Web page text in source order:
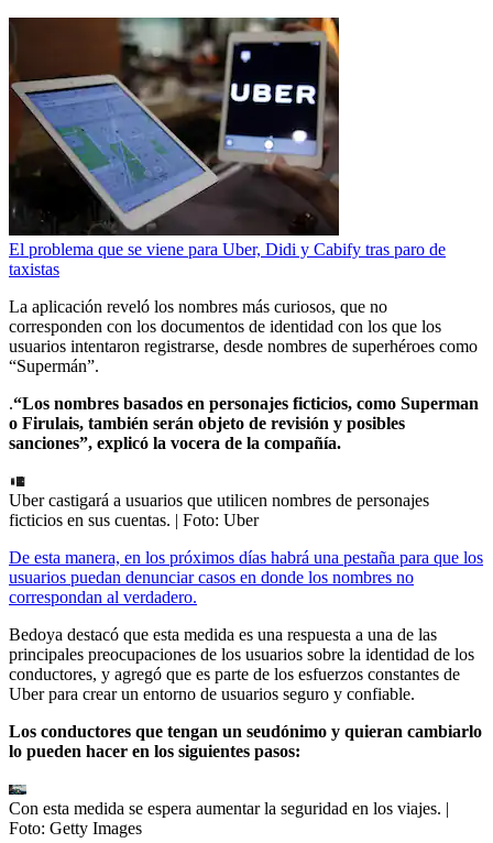
El problema que se viene para Uber, Didi y Cabify tras paro de
taxistas
La aplicación reveló los nombres más curiosos, que no
corresponden con los documentos de identidad con los que los
usuarios intentaron registrarse, desde nombres de superhéroes como
“Supermán”.
.“Los nombres basados en personajes ficticios, como Superman
o Firulais, también serán objeto de revisión y posibles
sanciones”, explicó la vocera de la compañía.
Uber castigará a usuarios que utilicen nombres de personajes
ficticios en sus cuentas. | Foto: Uber
De esta manera, en los próximos días habrá una pestaña para que los
usuarios puedan denunciar casos en donde los nombres no
correspondan al verdadero.
Bedoya destacó que esta medida es una respuesta a una de las
principales preocupaciones de los usuarios sobre la identidad de los
conductores, y agregó que es parte de los esfuerzos constantes de
Uber para crear un entorno de usuarios seguro y confiable.
Los conductores que tengan un seudónimo y quieran cambiarlo
lo pueden hacer en los siguientes pasos:
Con esta medida se espera aumentar la seguridad en los viajes. |
Foto: Getty Images